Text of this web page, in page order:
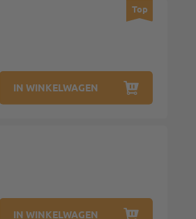
Top
IN WINKELWAGEN
IN WINKELWAGEN